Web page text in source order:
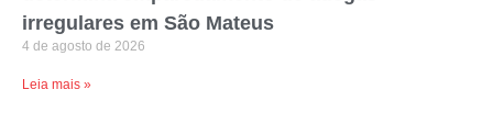
irregulares em São Mateus
4 de agosto de 2026
Leia mais »